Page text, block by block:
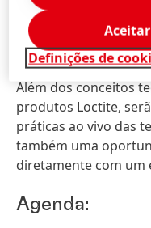
profissionais para
explica Andrio
da Henkel para Brasil.
Além dos conceitos
produtos Loctite,
práticas ao vivo das
também uma
diretamente com um
Agenda:
Definições de